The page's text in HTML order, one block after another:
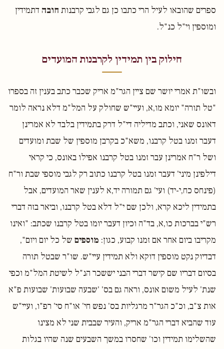
ספרים שהובאו לעיל הרי כתבו כן גם לגבי קרבנות חובה דתמידין
ומוספין וי"ל כנ"ל.
חילוק בין תמידין לקרבנות המועדים
ובשו"ת אמרי יושר שם ציין הגר"מ אריק שכבר כתב בענין זה בספרו
"טל תורה" יומא מו,א, ועיי"ש שחולק על המל"מ דלא נראה לומר
דאונס שאני, וכתב מדיליה די"ל דרק בתמידין בלבד לא אמרינן
דעבר זמנו בטל קרבנו, משא"כ בקרבן מוספין של שבת ומועדים
ושל ר"ח אמרינן עבר זמנו בטל קרבנו אפילו באונס, כי קראי
דילפינן מיני' דעבר זמנו בטל קרבנו כתוב רק לגבי מוספי שבת ור"ח
(פינחס כח,י-יד) ועי' גם תמורה יד,א לענין שאר המועדים, אבל
בתמידין ליכא קרא, ולכן שם י"ל דלא בטל קרבנו, וביאר בזה דברי
רש"י בברכות כו,א, בד"ה וכיון דעבר יומו בטל קרבנו שכתב: "ואינו
מקריבו ביום אחר אם זמנו קבוע, כגון: מוספים של כל יום ויום",
דבדיוק נקט מוספין דוקא ולא תמידין עיי"ש. שו"ר שבטל תורה
בסיום דבריו שם קישר דברי הבני יששכר הנ"ל לשיטת המל"מ וכפי
שנת' לעיל משום אונס, וראה גם בס' 'שבעה שבועות' שבועות פ"א
אות צ"ב, וכ"כ הגר"ר מרגליות בס' נפש חי' או"ח סי' רפ"ו, ועיי"ש
עוד שהביא דברי הגר"מ אריק, והעיר שבבית שני לא מצינו
שהשלימו תמידין וכו' שחסרו במשך השבעים שנה שהיו בגלות